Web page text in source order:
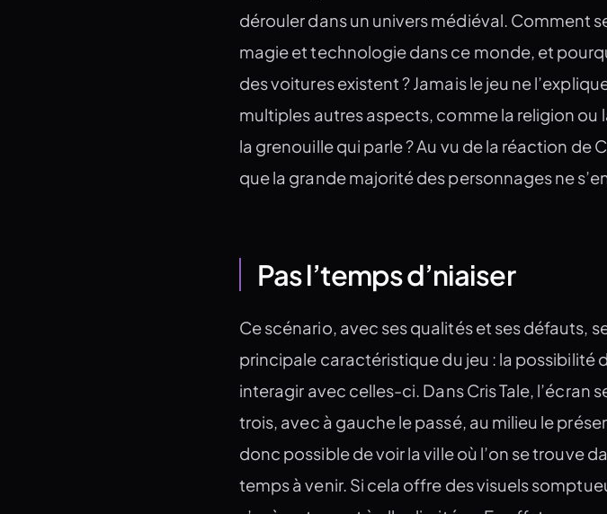
dérouler dans un univers médiéval. Comment
magie et technologie dans ce monde, et
des voitures existent ? Jamais le jeu ne
multiples autres aspects, comme la religion ou
la grenouille qui parle ? Au vu de la réaction de
que la grande majorité des personnages ne
Pas l’temps d’niaiser
Ce scénario, avec ses qualités et ses défauts,
principale caractéristique du jeu : la possibilité
interagir avec celles-ci. Dans Cris Tale, l’écran
trois, avec à gauche le passé, au milieu le
donc possible de voir la ville où l’on se trouve
temps à venir. Si cela offre des visuels